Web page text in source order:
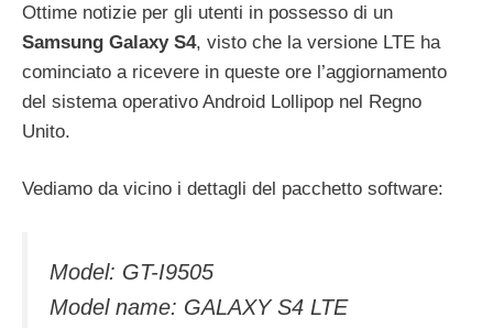
Ottime notizie per gli utenti in possesso di un
Samsung Galaxy S4, visto che la versione LTE ha
cominciato a ricevere in queste ore l’aggiornamento
del sistema operativo Android Lollipop nel Regno
Unito.
Vediamo da vicino i dettagli del pacchetto software:
Model: GT-I9505
Model name: GALAXY S4 LTE